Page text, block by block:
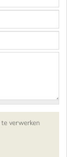
te verwerken